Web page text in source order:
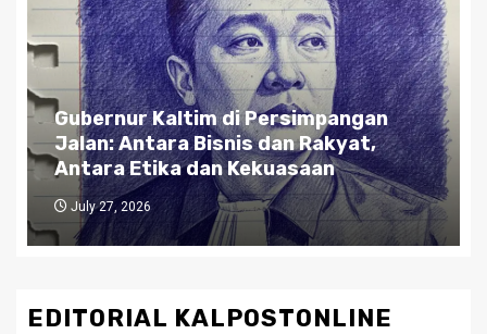
Gubernur Kaltim di Persimpangan
Jalan: Antara Bisnis dan Rakyat,
Antara Etika dan Kekuasaan
July 27, 2026
EDITORIAL KALPOSTONLINE